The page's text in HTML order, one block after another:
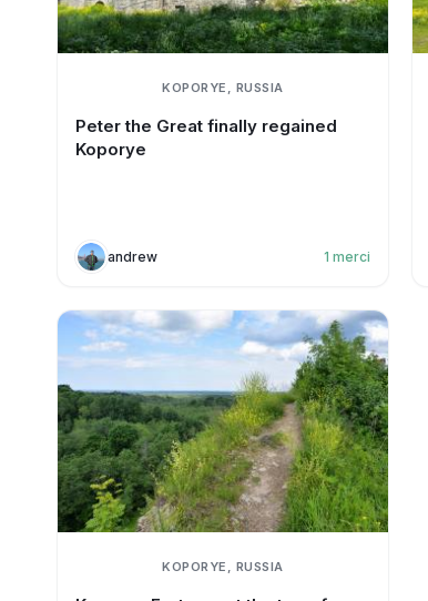
KOPORYE, RUSSIA
Peter the Great finally regained
Koporye
andrew 1 merci
KOPORYE, RUSSIA